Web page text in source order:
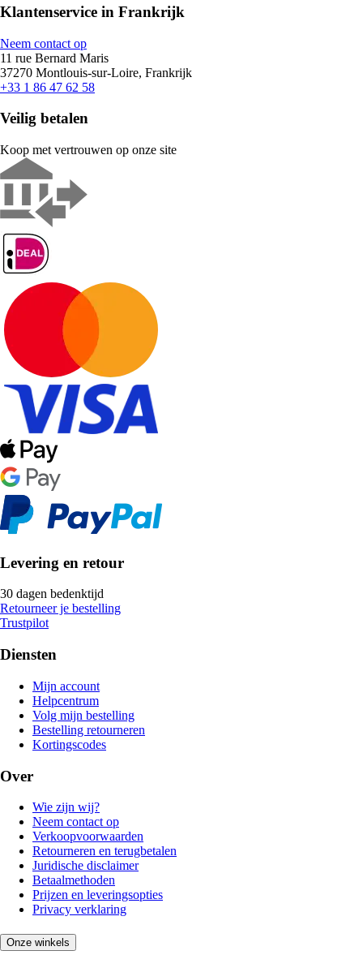
Klantenservice in Frankrijk
Neem contact op
11 rue Bernard Maris
37270 Montlouis-sur-Loire, Frankrijk
+33 1 86 47 62 58
Veilig betalen
Koop met vertrouwen op onze site
Levering en retour
30 dagen bedenktijd
Retourneer je bestelling
Trustpilot
Diensten
Mijn account
Helpcentrum
Volg mijn bestelling
Bestelling retourneren
Kortingscodes
Over
Wie zijn wij?
Neem contact op
Verkoopvoorwaarden
Retourneren en terugbetalen
Juridische disclaimer
Betaalmethoden
Prijzen en leveringsopties
Privacy verklaring
Onze winkels